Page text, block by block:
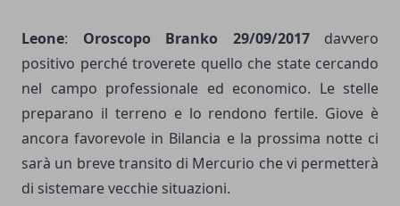
Leone: Oroscopo Branko 29/09/2017 davvero
positivo perché troverete quello che state cercando
nel campo professionale ed economico. Le stelle
preparano il terreno e lo rendono fertile. Giove è
ancora favorevole in Bilancia e la prossima notte ci
sarà un breve transito di Mercurio che vi permetterà
di sistemare vecchie situazioni.